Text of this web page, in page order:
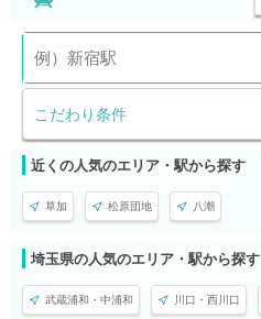
こだわり条件
近くの人気のエリア・駅から探す
草加 松原団地 八潮
埼玉県の人気のエリア・駅から探す
武蔵浦和・中浦和 川口・西川口